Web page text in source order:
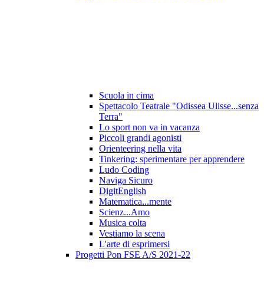
Scuola in cima
Spettacolo Teatrale "Odissea Ulisse...senza
Terra"
Lo sport non va in vacanza
Piccoli grandi agonisti
Orienteering nella vita
Tinkering: sperimentare per apprendere
Ludo Coding
Naviga Sicuro
DigitEnglish
Matematica...mente
Scienz...Amo
Musica colta
Vestiamo la scena
L'arte di esprimersi
Progetti Pon FSE A/S 2021-22